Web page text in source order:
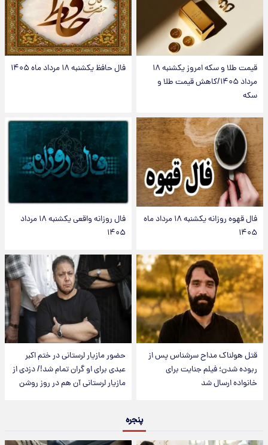
قیمت طلا و سکه امروز یکشنبه ۱۸
مرداد ۱۴۰۵/کاهش قیمت طلا و
سکه
فال حافظ یکشنبه ۱۸ مرداد ماه ۱۴۰۵
فال قهوه روزانه یکشنبه ۱۸ مرداد ماه
۱۴۰۵
فال روزانه واقعی یکشنبه ۱۸ مرداد
۱۴۰۵
قتل هولناک مداح سرشناس پس از
ربوده شدن؛ فیلم جنایت برای
خانواده ارسال شد
حضور مازیار لرستانی در ختم اکبر
عبدی برای او گران تمام شد!/ دزدی از
مازیار لرستانی آن هم در روز روشن
پنجره